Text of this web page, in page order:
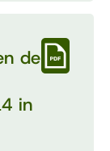
der
in